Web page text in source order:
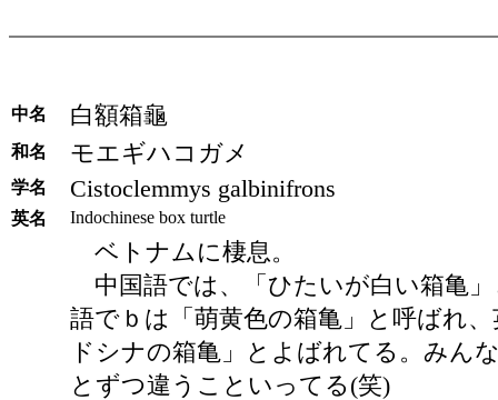
中名 白額箱龜
和名 モエギハコガメ
学名 Cistoclemmys galbinifrons
英名 Indochinese box turtle
ベトナムに棲息。
中国語では、「ひたいが白い箱亀
語でｂは「萌黄色の箱亀」と呼ばれ
ドシナの箱亀」とよばれてる。みん
とずつ違うこといってる(笑)